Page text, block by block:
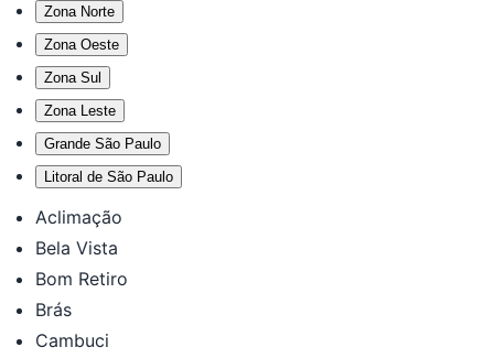
Zona Norte
Zona Oeste
Zona Sul
Zona Leste
Grande São Paulo
Litoral de São Paulo
Aclimação
Bela Vista
Bom Retiro
Brás
Cambuci